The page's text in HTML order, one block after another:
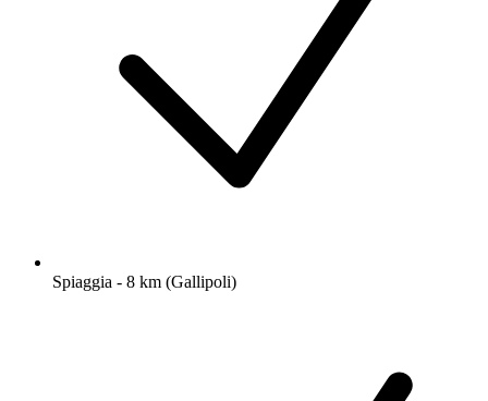
Spiaggia - 8 km (Gallipoli)